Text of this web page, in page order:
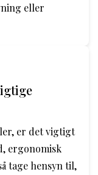
eller
er det vigtigt
ergonomisk
tage hensyn til,